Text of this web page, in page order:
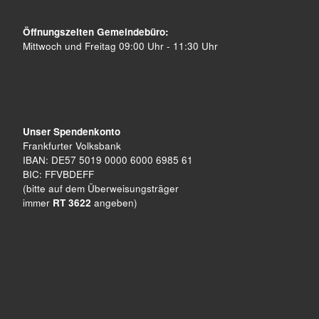
Öffnungszeiten Gemeindebüro:
Mittwoch und Freitag 09:00 Uhr - 11:30 Uhr
Unser Spendenkonto
Frankfurter Volksbank
IBAN: DE57 5019 0000 6000 6985 61
BIC: FFVBDEFF
(bitte auf dem Überweisungsträger
immer RT 3622 angeben)